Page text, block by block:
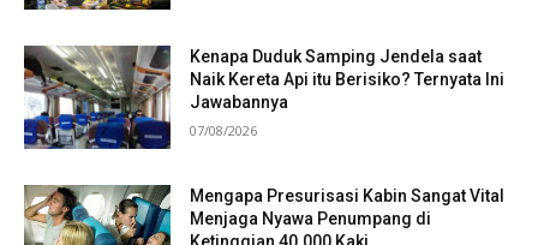
Kenapa Duduk Samping Jendela saat
Naik Kereta Api itu Berisiko? Ternyata Ini
Jawabannya
07/08/2026
Mengapa Presurisasi Kabin Sangat Vital
Menjaga Nyawa Penumpang di
Ketinggian 40.000 Kaki